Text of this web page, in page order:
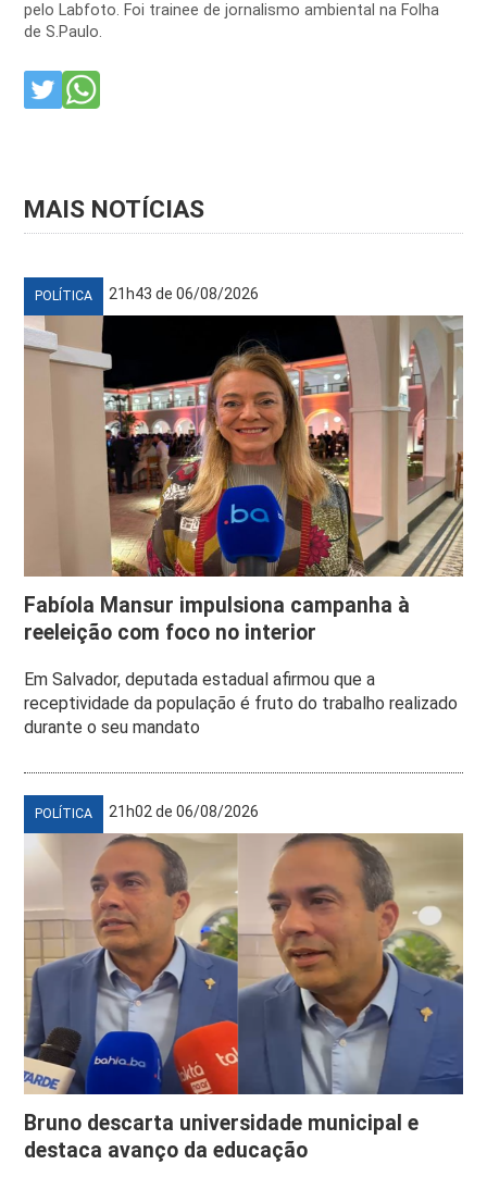
pelo Labfoto. Foi trainee de jornalismo ambiental na Folha
de S.Paulo.
MAIS NOTÍCIAS
POLÍTICA 21h43 de 06/08/2026
Fabíola Mansur impulsiona campanha à
reeleição com foco no interior
Em Salvador, deputada estadual afirmou que a
receptividade da população é fruto do trabalho realizado
durante o seu mandato
POLÍTICA 21h02 de 06/08/2026
Bruno descarta universidade municipal e
destaca avanço da educação